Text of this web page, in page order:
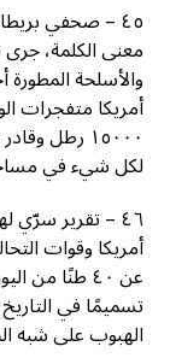
٤٥ – صحفي
معنى الكلمة، جرى
والأسلحة
١٥٠٠٠ رطل
لكل شيء في
٤٦ – تقرير سرّي
أمريكا وقوات
عن ٤٠ طنًا
تسميمًا في
الهبوب على شبه